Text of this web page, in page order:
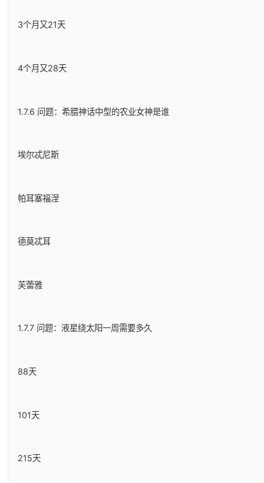
3个月又21天
4个月又28天
1.7.6 问题：希腊神话中型的农业女神是谁
埃尔忒尼斯
帕耳塞福涅
德莫忒耳
芙蕾雅
1.7.7 问题：液星绕太阳一周需要多久
88天
101天
215天